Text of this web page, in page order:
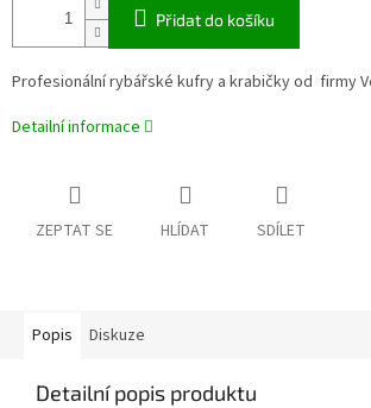
Přidat do košíku
Profesionální rybářské kufry a krabičky od firmy
Detailní informace
ZEPTAT SE HLÍDAT SDÍLET
Popis Diskuze
Detailní popis produktu